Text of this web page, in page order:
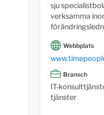
sju
verksamma
Webbplats
Bransch
IT-
tjänster